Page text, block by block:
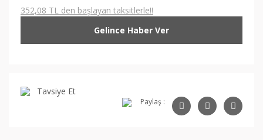
352,08 TL den başlayan taksitlerle!!
Gelince Haber Ver
Tavsiye Et
Paylaş :